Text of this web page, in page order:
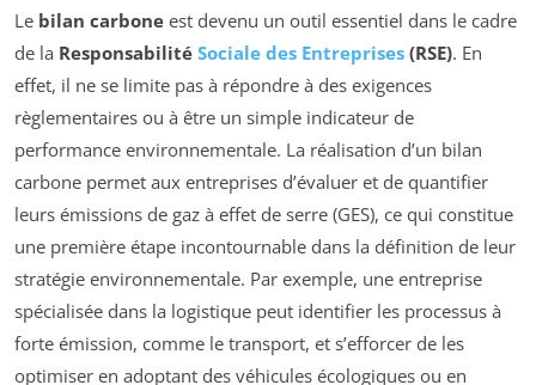
Le bilan carbone est devenu un outil essentiel dans le cadre
de la Responsabilité Sociale des Entreprises (RSE). En
effet, il ne se limite pas à répondre à des exigences
règlementaires ou à être un simple indicateur de
performance environnementale. La réalisation d’un bilan
carbone permet aux entreprises d’évaluer et de quantifier
leurs émissions de gaz à effet de serre (GES), ce qui constitue
une première étape incontournable dans la définition de leur
stratégie environnementale. Par exemple, une entreprise
spécialisée dans la logistique peut identifier les processus à
forte émission, comme le transport, et s’efforcer de les
optimiser en adoptant des véhicules écologiques ou en